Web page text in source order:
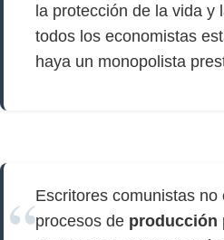
la protección de la vida y
todos los economistas
haya un monopolista
Escritores comunistas
procesos de producción